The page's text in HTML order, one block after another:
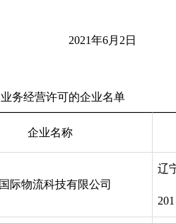
2021年6月2日
营许可的企业名单
企业名称
际物流科技有限公司
辽
201